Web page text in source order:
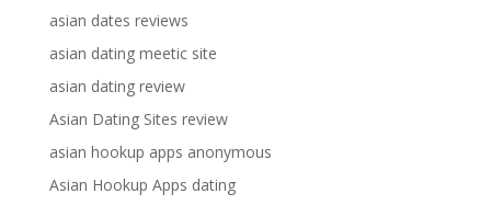
asian dates reviews
asian dating meetic site
asian dating review
Asian Dating Sites review
asian hookup apps anonymous
Asian Hookup Apps dating